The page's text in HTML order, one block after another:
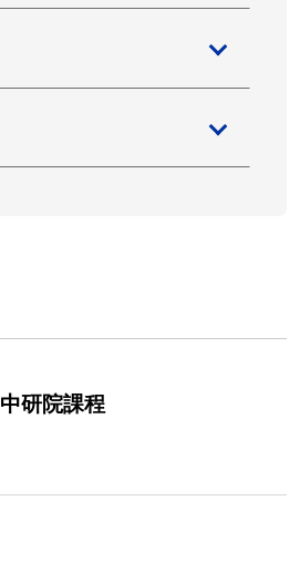
中研院課程